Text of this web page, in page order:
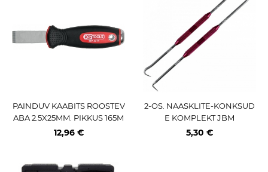
PAINDUV KAABITS ROOSTEV
ABA 2.5X25MM. PIKKUS 165M
M KS TOOLS
12,96 €
2-OS. NAASKLITE-KONKSUD
E KOMPLEKT JBM
5,30 €